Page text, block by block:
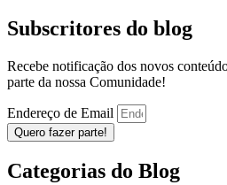
Subscritores do blog
Recebe notificação dos novos
parte da nossa Comunidade!
Endereço de Email
Quero fazer parte!
Categorias do Blog